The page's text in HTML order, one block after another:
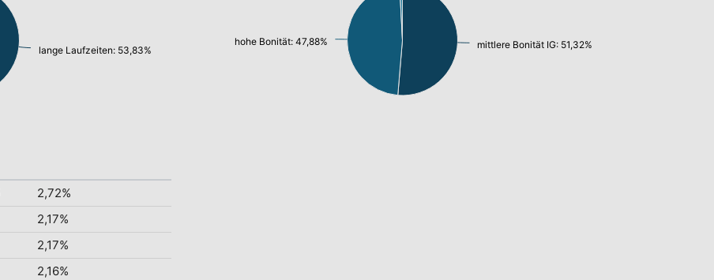
lange Laufzeiten: 53,83%
mittlere Bonität IG: 51,32%
hohe Bonität: 47,88%
2,72%
2,17%
2,17%
2,16%